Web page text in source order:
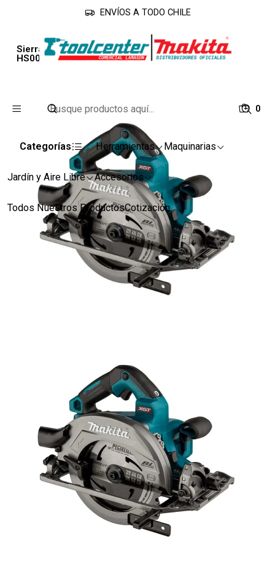
0
Categorías Herramientas Maquinarias
Jardín y Aire Libre Accesorios
Todos Nuestros ProductosCotización
ENVÍOS A TODO CHILE
Línea Industrial
Sierras
Sierra Circular Inalambrica Li Ion 40V Max Xgt
HS004GZ Makita